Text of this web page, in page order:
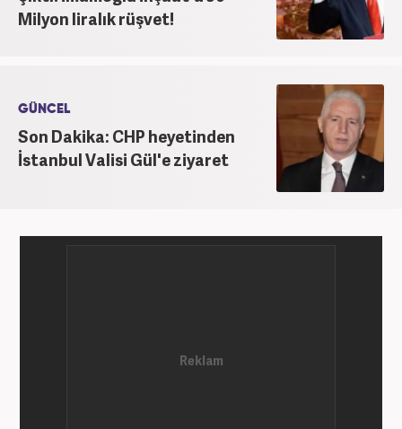
etmektedir. Evli ve 2 çocuk annesidir.
Milyon liralık rüşvet!
GÜNCEL
Son Dakika: CHP heyetinden
İstanbul Valisi Gül'e ziyaret